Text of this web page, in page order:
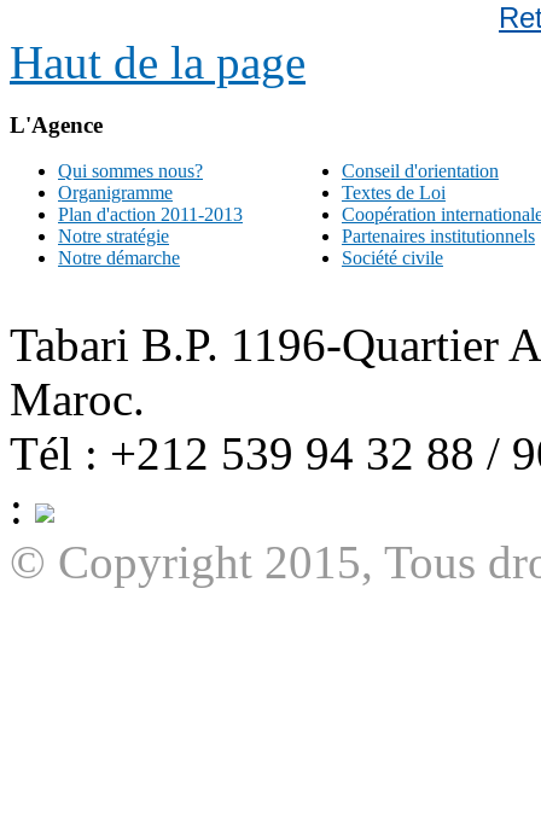
Haut de la page
L'Agence
Qui sommes nous?
Organigramme
Plan d'action 2011-2013
Notre stratégie
Notre démarche
Conseil d'orientation
Textes de Loi
Coopération
Partenaires institutionnels
Société civile
Tabari B.P. 1196-Quartier
Maroc.
Tél : +212 539 94 32 88 /
:
© Copyright 2015, Tous